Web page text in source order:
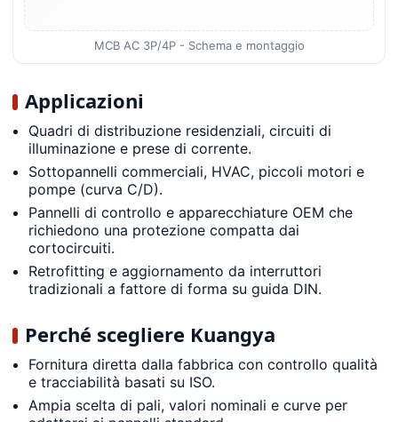
MCB AC 3P/4P - Schema e montaggio
Applicazioni
Quadri di distribuzione residenziali, circuiti di
illuminazione e prese di corrente.
Sottopannelli commerciali, HVAC, piccoli motori e
pompe (curva C/D).
Pannelli di controllo e apparecchiature OEM che
richiedono una protezione compatta dai
cortocircuiti.
Retrofitting e aggiornamento da interruttori
tradizionali a fattore di forma su guida DIN.
Perché scegliere Kuangya
Fornitura diretta dalla fabbrica con controllo qualità
e tracciabilità basati su ISO.
Ampia scelta di pali, valori nominali e curve per